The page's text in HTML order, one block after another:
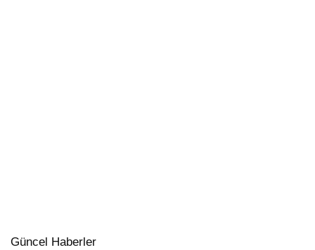
Güncel Haberler